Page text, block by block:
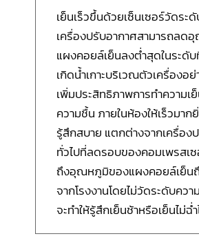
เย็นเร็วขึ้นด้วยเซ็นเซอร์วัดระ
เครื่องปรับอากาศสามารถลด
แผงคอยล์เย็นลงต่ำสุดในระดับ
เกิดน้ำเกาะบริเวณตัวเครื่องอ
เพิ่มประสิทธิภาพการทำความเ
ความชื้น ภายในห้องให้เร็วมาก
รู้สึกสบาย แตกต่างจากเครื่อง
ทั่วไปที่ลดรอบของคอมเพรสเ
ถึงอุณหภูมิของแผงคอยล์เย็น
จากโรงงานโดยไม่วัดระดับคว
จะทำให้รู้สึกเย็นช้าหรือเย็นไม่ฉ่